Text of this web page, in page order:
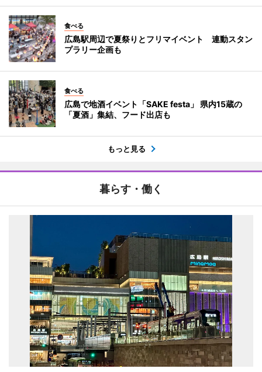
食べる
広島駅周辺で夏祭りとフリマイベント 連動スタン
プラリー企画も
食べる
広島で地酒イベント「SAKE festa」 県内15蔵の
「夏酒」集結、フード出店も
もっと見る
暮らす・働く